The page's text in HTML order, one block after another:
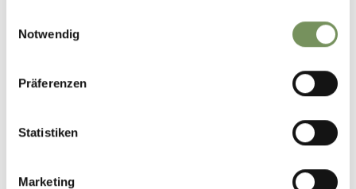
Notwendig
Präferenzen
Statistiken
Marketing
No. grazie